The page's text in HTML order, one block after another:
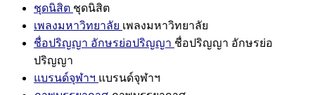
ชุดนิสิต ชุดนิสิต
เพลงมหาวิทยาลัย เพลงมหาวิทยาลัย
ชื่อปริญญา อักษรย่อปริญญา ชื่อปริญญา อักษรย่อ
ปริญญา
แบรนด์จุฬาฯ แบรนด์จุฬาฯ